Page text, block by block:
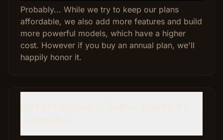
Probably... While we try to keep our plans
affordable, we also add more features and build
more powerful models, which have a higher
cost. However if you buy an annual plan, we'll
happily honor it.